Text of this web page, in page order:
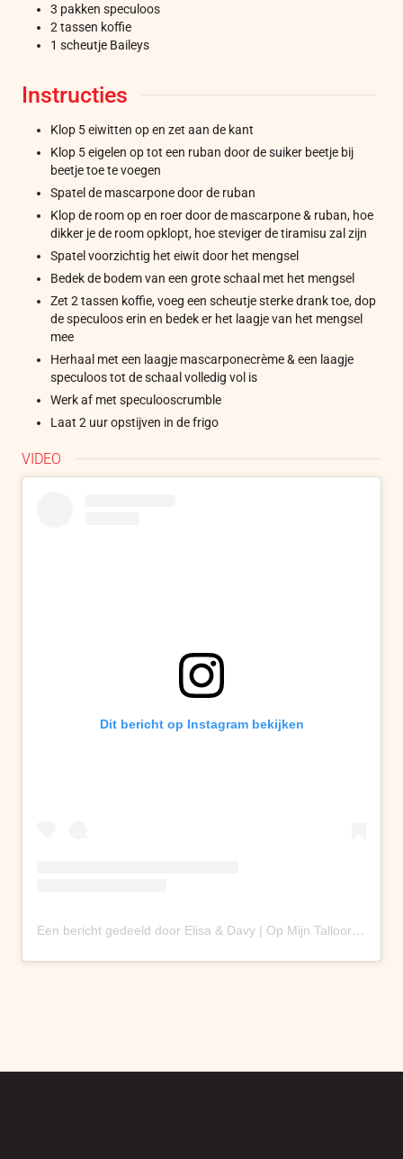
3 pakken speculoos
2 tassen koffie
1 scheutje Baileys
Instructies
Klop 5 eiwitten op en zet aan de kant
Klop 5 eigelen op tot een ruban door de suiker beetje bij
beetje toe te voegen
Spatel de mascarpone door de ruban
Klop de room op en roer door de mascarpone & ruban, hoe
dikker je de room opklopt, hoe steviger de tiramisu zal zijn
Spatel voorzichtig het eiwit door het mengsel
Bedek de bodem van een grote schaal met het mengsel
Zet 2 tassen koffie, voeg een scheutje sterke drank toe, dop
de speculoos erin en bedek er het laagje van het mengsel
mee
Herhaal met een laagje mascarponecrème & een laagje
speculoos tot de schaal volledig vol is
Werk af met speculooscrumble
Laat 2 uur opstijven in de frigo
VIDEO
Dit bericht op Instagram bekijken
Een bericht gedeeld door Elisa & Davy | Op Mijn Talloor (@opmijntalloor)